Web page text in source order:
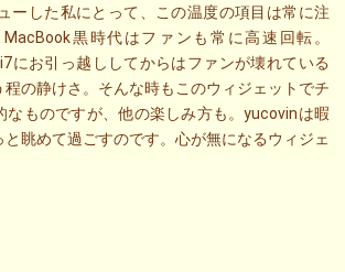
ーした私にとって、この温度の項目は常に注
黒時代はファンも常に高速回転。
にお引っ越ししてからはファンが壊れている
程の静けさ。そんな時もこのウィジェットでチ
なものですが、他の楽しみ方も。yucovinは暇
眺めて過ごすのです。心が無になるウィジェ